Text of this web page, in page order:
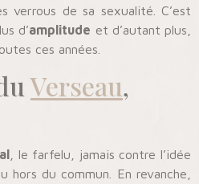
verrous de sa sexualité. C’est
d’amplitude et d’autant plus,
ces années.
Verseau,
, le farfelu, jamais contre l’idée
hors du commun. En revanche,